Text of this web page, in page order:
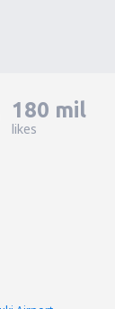
180 mil
likes